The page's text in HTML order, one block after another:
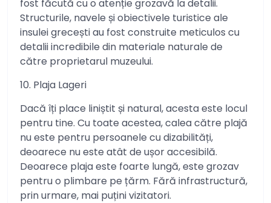
fost făcută cu o atenție grozavă la detalii.
Structurile, navele și obiectivele turistice ale
insulei grecești au fost construite meticulos cu
detalii incredibile din materiale naturale de
către proprietarul muzeului.
10. Plaja Lageri
Dacă îți place liniștit și natural, acesta este locul
pentru tine. Cu toate acestea, calea către plajă
nu este pentru persoanele cu dizabilități,
deoarece nu este atât de ușor accesibilă.
Deoarece plaja este foarte lungă, este grozav
pentru o plimbare pe țărm. Fără infrastructură,
prin urmare, mai puțini vizitatori.